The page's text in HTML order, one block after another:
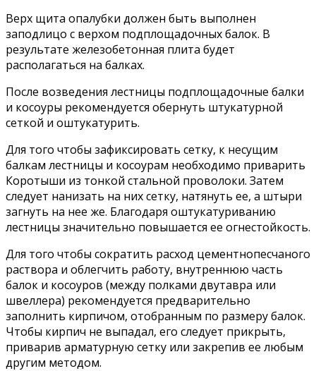
Верх щита опалубки должен быть выполнен
заподлицо с верхом подплощадочных балок. В
результате железобетонная плита будет
располагаться на балках.
После возведения лестницы подплощадочные балки
и косоуры рекомендуется обернуть штукатурной
сеткой и оштукатурить.
Для того чтобы зафиксировать сетку, к несущим
балкам лестницы и косоурам необходимо приварить
Коротыши из тонкой стальной проволоки. Затем
следует нанизать на них сетку, натянуть ее, а штыри
загнуть на нее же. Благодаря оштукатуриванию
лестницы значительно повышается ее огнестойкость.
Для того чтобы сократить расход цементнопесчаного
раствора и облегчить работу, внутреннюю часть
балок и косоуров (между полками двутавра или
швеллера) рекомендуется предварительно
заполнить кирпичом, отобранным по размеру балок.
Чтобы кирпич не выпадал, его следует прикрыть,
приварив арматурную сетку или закрепив ее любым
другим методом.